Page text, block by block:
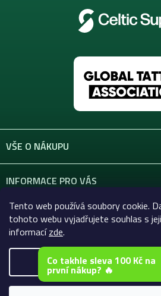
Tento web používá soubory cookie.
tohoto webu vyjadřujete souhlas s
informacízde.
Nastavení
VŠE O NÁKUPU
INFORMACE PRO VÁS
KONTAKT
Copyright 2026Celtic-
permanentní makeup.
Co takhle sleva 100 Kč na
první nákup? 🔥